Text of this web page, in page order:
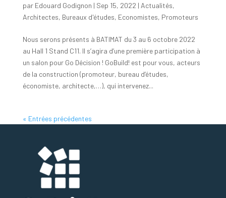
par Edouard Godignon | Sep 15, 2022 | Actualités,
Architectes, Bureaux d'études, Economistes, Promoteurs
Nous serons présents à BATIMAT du 3 au 6 octobre 2022
au Hall 1 Stand C11. Il s’agira d’une première participation à
un salon pour Go Décision ! GoBuild! est pour vous, acteurs
de la construction (promoteur, bureau d’études,
économiste, architecte,…), qui intervenez...
« Entrées précédentes